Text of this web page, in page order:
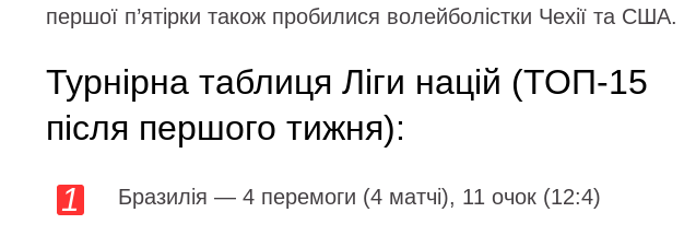
першої п’ятірки також пробилися волейболістки Чехії та США.
Турнірна таблиця Ліги націй (ТОП-15
після першого тижня):
Бразилія — 4 перемоги (4 матчі), 11 очок (12:4)